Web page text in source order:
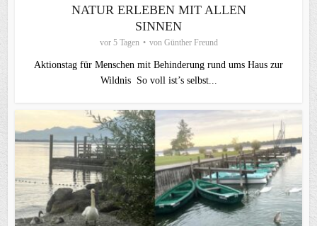
NATUR ERLEBEN MIT ALLEN
SINNEN
vor 5 Tagen von Günther Freund
Aktionstag für Menschen mit Behinderung rund ums Haus zur
Wildnis So voll ist’s selbst...